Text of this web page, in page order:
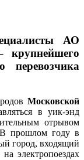
АО
перевозчика
Московской
в уик-энд
отрывом
прошлом году в
город, входящий
электропоездах